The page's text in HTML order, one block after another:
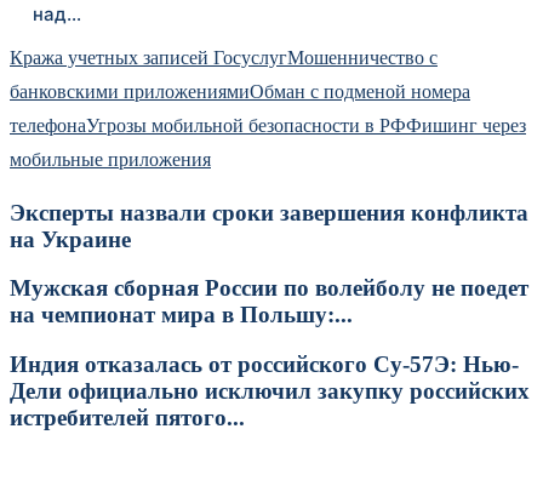
над…
Кража учетных записей ГосуслугМошенничество с
банковскими приложениямиОбман с подменой номера
телефонаУгрозы мобильной безопасности в РФФишинг через
мобильные приложения
Эксперты назвали сроки завершения конфликта
на Украине
Мужская сборная России по волейболу не поедет
на чемпионат мира в Польшу:...
Индия отказалась от российского Су-57Э: Нью-
Дели официально исключил закупку российских
истребителей пятого...